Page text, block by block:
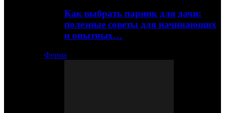
Как выбрать парник для дачи:
полезные советы для начинающих
и опытных…
Ферма